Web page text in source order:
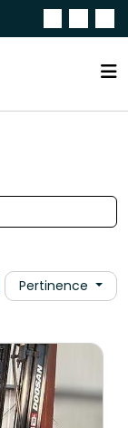
Pertinence